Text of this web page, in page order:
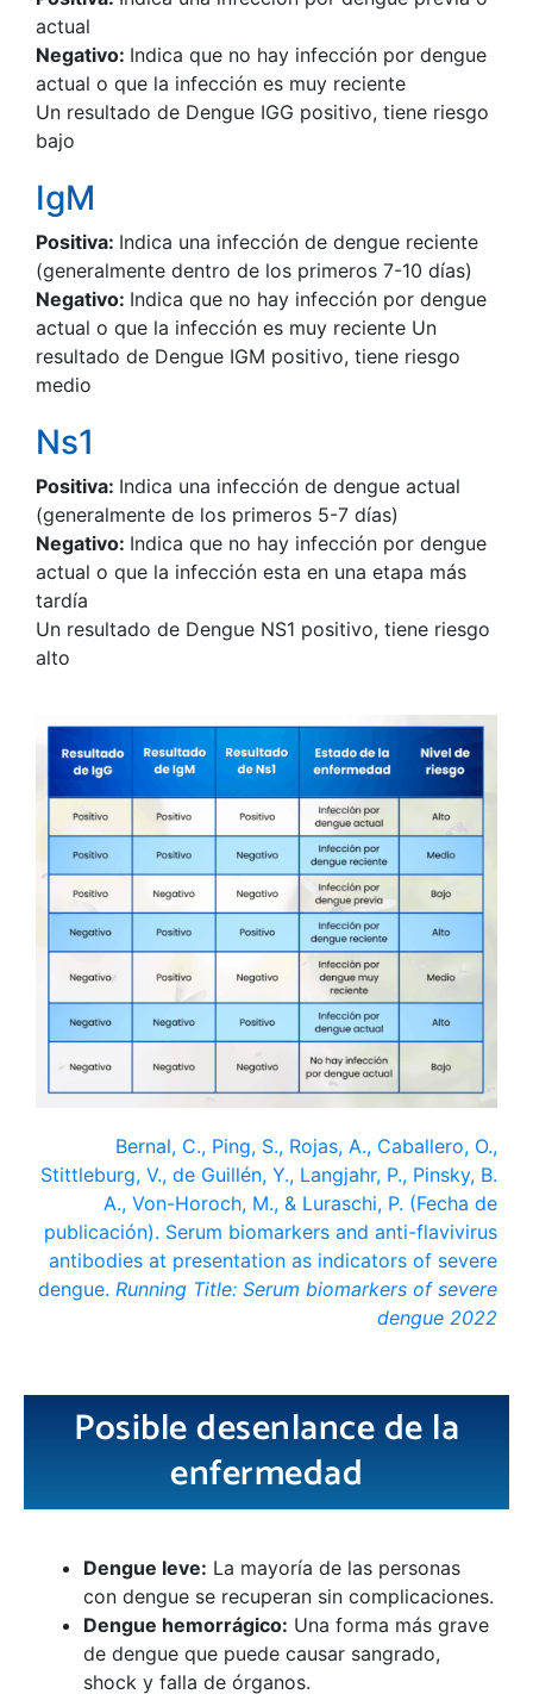
actual
Negativo: Indica que no hay infección por dengue
actual o que la infección es muy reciente
Un resultado de Dengue IGG positivo, tiene riesgo
bajo
IgM
Positiva: Indica una infección de dengue reciente
(generalmente dentro de los primeros 7-10 días)
Negativo: Indica que no hay infección por dengue
actual o que la infección es muy reciente Un
resultado de Dengue IGM positivo, tiene riesgo
medio
Ns1
Positiva: Indica una infección de dengue actual
(generalmente de los primeros 5-7 días)
Negativo: Indica que no hay infección por dengue
actual o que la infección esta en una etapa más
tardía
Un resultado de Dengue NS1 positivo, tiene riesgo
alto
Bernal, C., Ping, S., Rojas, A., Caballero, O.,
Stittleburg, V., de Guillén, Y., Langjahr, P., Pinsky, B.
A., Von-Horoch, M., & Luraschi, P. (Fecha de
publicación). Serum biomarkers and anti-flavivirus
antibodies at presentation as indicators of severe
dengue. Running Title: Serum biomarkers of severe
dengue 2022
Posible desenlance de la
enfermedad
Dengue leve: La mayoría de las personas
con dengue se recuperan sin complicaciones.
Dengue hemorrágico: Una forma más grave
de dengue que puede causar sangrado,
shock y falla de órganos.